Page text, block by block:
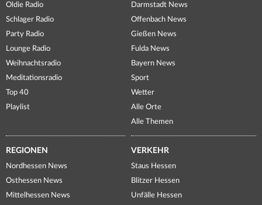
Oldie Radio
Schlager Radio
Party Radio
Lounge Radio
Weihnachtsradio
Meditationsradio
Top 40
Playlist
Darmstadt News
Offenbach News
Gießen News
Fulda News
Bayern News
Sport
Wetter
Alle Orte
Alle Themen
REGIONEN
Nordhessen News
Osthessen News
Mittelhessen News
VERKEHR
Staus Hessen
Blitzer Hessen
Unfälle Hessen